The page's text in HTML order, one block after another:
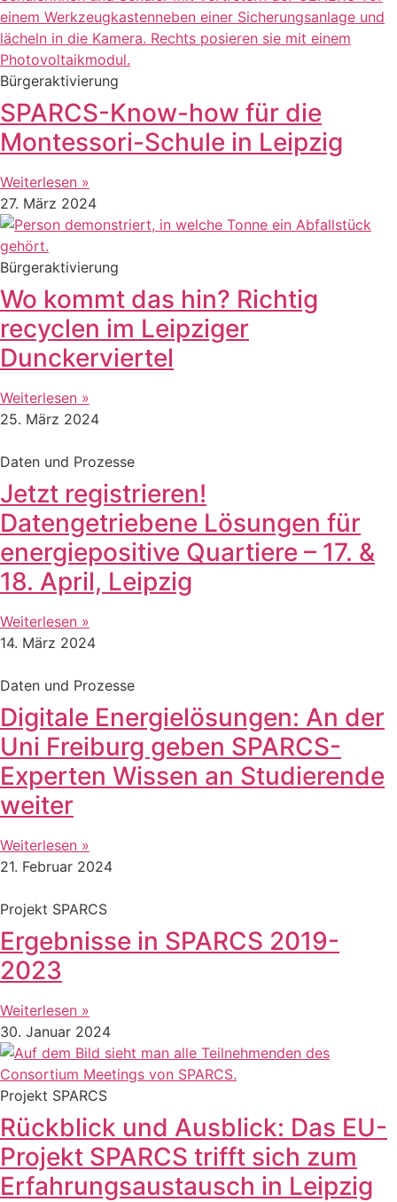
Bürgeraktivierung
SPARCS-Know-how für die
Montessori-Schule in Leipzig
Weiterlesen »
27. März 2024
Bürgeraktivierung
Wo kommt das hin? Richtig
recyclen im Leipziger
Dunckerviertel
Weiterlesen »
25. März 2024
Daten und Prozesse
Jetzt registrieren!
Datengetriebene Lösungen für
energiepositive Quartiere – 17. &
18. April, Leipzig
Weiterlesen »
14. März 2024
Daten und Prozesse
Digitale Energielösungen: An der
Uni Freiburg geben SPARCS-
Experten Wissen an Studierende
weiter
Weiterlesen »
21. Februar 2024
Projekt SPARCS
Ergebnisse in SPARCS 2019-
2023
Weiterlesen »
30. Januar 2024
Projekt SPARCS
Rückblick und Ausblick: Das EU-
Projekt SPARCS trifft sich zum
Erfahrungsaustausch in Leipzig